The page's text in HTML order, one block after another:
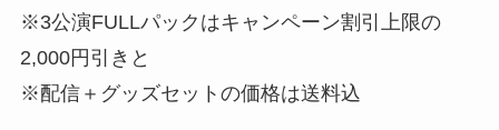
※3公演FULLパックはキャンペーン割引上限の
2,000円引きと
※配信＋グッズセットの価格は送料込